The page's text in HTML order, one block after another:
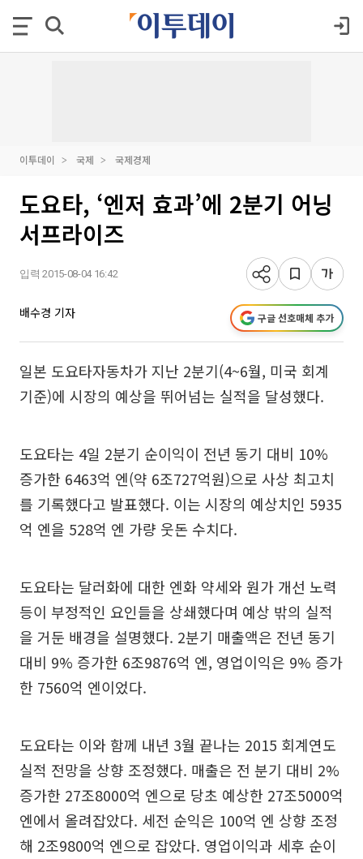
이투데이 국제 국제경제
도요타, ‘엔저 효과’에 2분기 어닝
서프라이즈
입력 2015-08-04 16:42
배수경 기자 구글 선호매체 추가
일본 도요타자동차가 지난 2분기(4~6월, 미국 회계
기준)에 시장의 예상을 뛰어넘는 실적을 달성했다.
도요타는 4일 2분기 순이익이 전년 동기 대비 10%
증가한 6463억 엔(약 6조727억원)으로 사상 최고치
를 기록했다고 발표했다. 이는 시장의 예상치인 5935
억 엔을 528억 엔 가량 웃돈 수치다.
도요타는 달러화에 대한 엔화 약세와 원가 개선 노력
등이 부정적인 요인들을 상쇄했다며 예상 밖의 실적
을 거둔 배경을 설명했다. 2분기 매출액은 전년 동기
대비 9% 증가한 6조9876억 엔, 영업이익은 9% 증가
한 7560억 엔이었다.
도요타는 이와 함께 내년 3월 끝나는 2015 회계연도
실적 전망을 상향 조정했다. 매출은 전 분기 대비 2%
증가한 27조8000억 엔으로 당초 예상한 27조5000억
엔에서 올려잡았다. 세전 순익은 100억 엔 상향 조정
해 2조9800억 엔으로 잡았다. 영업이익과 세후 순이